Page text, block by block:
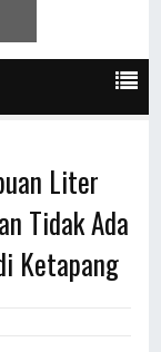
Liter
Tidak Ada
Ketapang